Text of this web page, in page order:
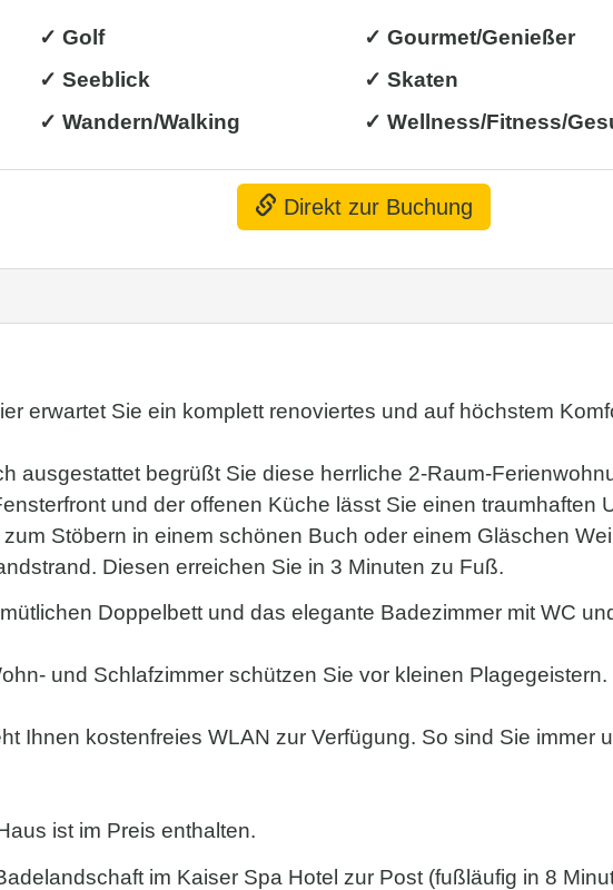
✓ Golf
✓ Gourmet/Genießer
✓ Seeblick
✓ Skaten
✓ Wandern/Walking ✓ Wellness/Fitness/
Direkt zur Buchung
erwartet Sie ein komplett renoviertes und auf höchstem
ausgestattet begrüßt Sie diese herrliche 2-Raum-
und der offenen Küche lässt Sie einen traumhaften
Stöbern in einem schönen Buch oder einem Gläschen
Diesen erreichen Sie in 3 Minuten zu Fuß.
Doppelbett und das elegante Badezimmer mit WC
und Schlafzimmer schützen Sie vor kleinen Plagegeistern.
Ihnen kostenfreies WLAN zur Verfügung. So sind Sie immer
ist im Preis enthalten.
im Kaiser Spa Hotel zur Post (fußläufig in 8